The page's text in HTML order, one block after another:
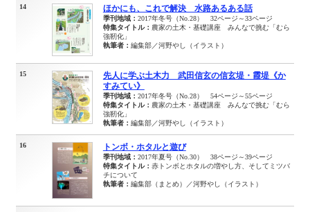
14 ほかにも、これで解決 水路あるある話
季刊地域： 2017年冬号（No.28） 32ページ～33ページ
特集タイトル： 農家の土木・基礎講座 みんなで挑む「むら
強靭化」
執筆者： 編集部／河野やし（イラスト）
15
先人に学ぶ土木力 武田信玄の信玄堤・霞堤《か
すみてい》
季刊地域： 2017年冬号（No.28） 54ページ～55ページ
特集タイトル： 農家の土木・基礎講座 みんなで挑む「むら
強靭化」
執筆者： 編集部／河野やし（イラスト）
16 トンボ・ホタルと遊び
季刊地域： 2017年夏号（No.30） 38ページ～39ページ
特集タイトル： 赤トンボとホタルの増やし方、そしてミツバ
チについて
執筆者： 編集部（まとめ）／河野やし（イラスト）